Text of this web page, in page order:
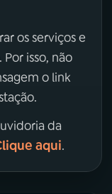
os serviços e
isso, não
o link
da
aqui.